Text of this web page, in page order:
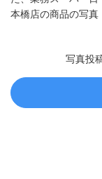
写真投